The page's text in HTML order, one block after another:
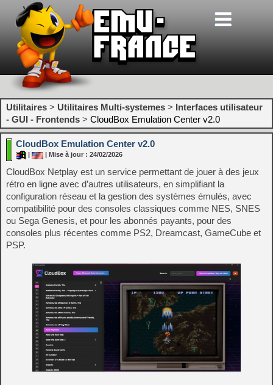
Utilitaires > Utilitaires Multi-systemes > Interfaces utilisateur
- GUI - Frontends > CloudBox Emulation Center v2.0
CloudBox Emulation Center v2.0
| Mise à jour : 24/02/2026
CloudBox Netplay est un service permettant de jouer à des jeux
rétro en ligne avec d’autres utilisateurs, en simplifiant la
configuration réseau et la gestion des systèmes émulés, avec
compatibilité pour des consoles classiques comme NES, SNES
ou Sega Genesis, et pour les abonnés payants, pour des
consoles plus récentes comme PS2, Dreamcast, GameCube et
PSP.